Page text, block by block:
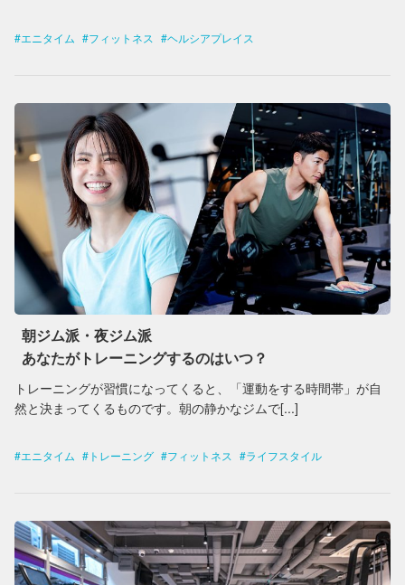
エニタイム フィットネス ヘルシアプレイス
朝ジム派・夜ジム派
あなたがトレーニングするのはいつ？
トレーニングが習慣になってくると、「運動をする時間帯」が自
然と決まってくるものです。朝の静かなジムで[...]
エニタイム トレーニング フィットネス ライフスタイル